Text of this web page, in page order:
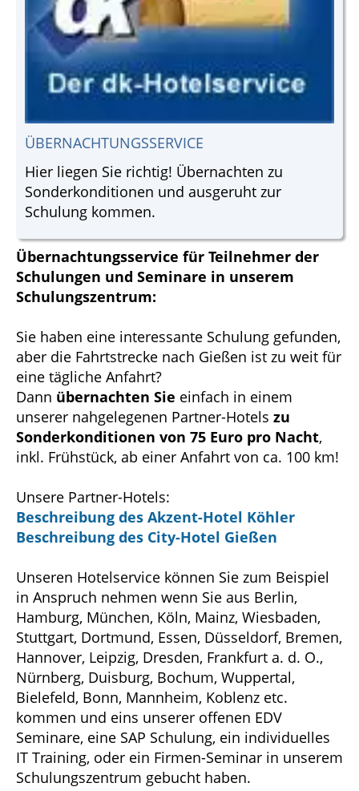
ÜBERNACHTUNGSSERVICE
Hier liegen Sie richtig! Übernachten zu
Sonderkonditionen und ausgeruht zur
Schulung kommen.
Übernachtungsservice für Teilnehmer der
Schulungen und Seminare in unserem
Schulungszentrum:
Sie haben eine interessante Schulung gefunden,
aber die Fahrtstrecke nach Gießen ist zu weit für
eine tägliche Anfahrt?
Dann übernachten Sie einfach in einem
unserer nahgelegenen Partner-Hotels zu
Sonderkonditionen von 75 Euro pro Nacht,
inkl. Frühstück, ab einer Anfahrt von ca. 100 km!
Unsere Partner-Hotels:
Beschreibung des Akzent-Hotel Köhler
Beschreibung des City-Hotel Gießen
Unseren Hotelservice können Sie zum Beispiel
in Anspruch nehmen wenn Sie aus Berlin,
Hamburg, München, Köln, Mainz, Wiesbaden,
Stuttgart, Dortmund, Essen, Düsseldorf, Bremen,
Hannover, Leipzig, Dresden, Frankfurt a. d. O.,
Nürnberg, Duisburg, Bochum, Wuppertal,
Bielefeld, Bonn, Mannheim, Koblenz etc.
kommen und eins unserer offenen EDV
Seminare, eine SAP Schulung, ein individuelles
IT Training, oder ein Firmen-Seminar in unserem
Schulungszentrum gebucht haben.